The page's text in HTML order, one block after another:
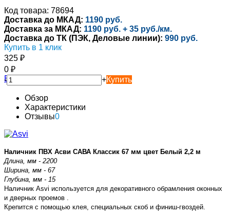
Код товара: 78694
Доставка до МКАД: 1190 руб.
Доставка за МКАД: 1190 руб. + 35 руб./км.
Доставка до ТК (ПЭК, Деловые линии): 990 руб.
Купить в 1 клик
325 ₽
0 ₽
-
+Купить
Обзор
Характеристики
Отзывы0
Наличник ПВХ Асви САВА Классик 67 мм цвет Белый 2,2 м
Длина, мм - 2200
Ширина, мм - 67
Глубина, мм - 15
Наличник Asvi используется для декоративного обрамления оконных
и дверных проемов .
Крепится с помощью клея, специальных скоб и финиш-гвоздей.